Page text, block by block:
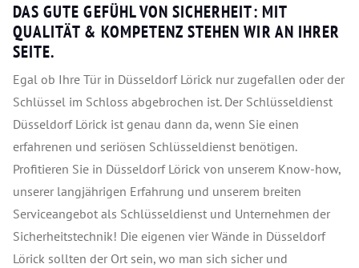
DAS GUTE GEFÜHL VON SICHERHEIT: MIT
QUALITÄT & KOMPETENZ STEHEN WIR AN IHRER
SEITE.
Egal ob Ihre Tür in Düsseldorf Lörick nur zugefallen oder der
Schlüssel im Schloss abgebrochen ist. Der Schlüsseldienst
Düsseldorf Lörick ist genau dann da, wenn Sie einen
erfahrenen und seriösen Schlüsseldienst benötigen.
Profitieren Sie in Düsseldorf Lörick von unserem Know-how,
unserer langjährigen Erfahrung und unserem breiten
Serviceangebot als Schlüsseldienst und Unternehmen der
Sicherheitstechnik! Die eigenen vier Wände in Düsseldorf
Lörick sollten der Ort sein, wo man sich sicher und